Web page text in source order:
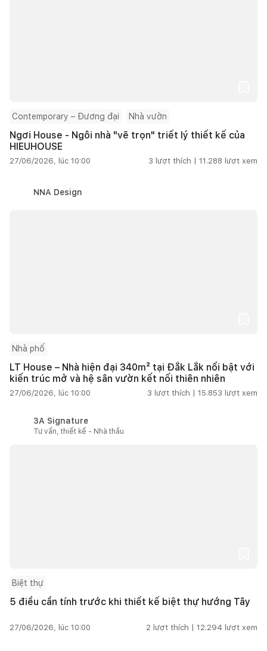
Contemporary – Đương đại Nhà vườn
Ngơi House - Ngôi nhà "vẽ trọn" triết lý thiết kế của
HIEUHOUSE
27/06/2026, lúc 10:00 3 lượt thích | 11.288 lượt xem
NNA Design
Nhà phố
LT House – Nhà hiện đại 340m² tại Đắk Lắk nổi bật với
kiến trúc mở và hệ sân vườn kết nối thiên nhiên
27/06/2026, lúc 10:00 3 lượt thích | 15.853 lượt xem
3A Signature
Tư vấn, thiết kế - Nhà thầu
Biệt thự
5 điều cần tính trước khi thiết kế biệt thự hướng Tây
27/06/2026, lúc 10:00 2 lượt thích | 12.294 lượt xem